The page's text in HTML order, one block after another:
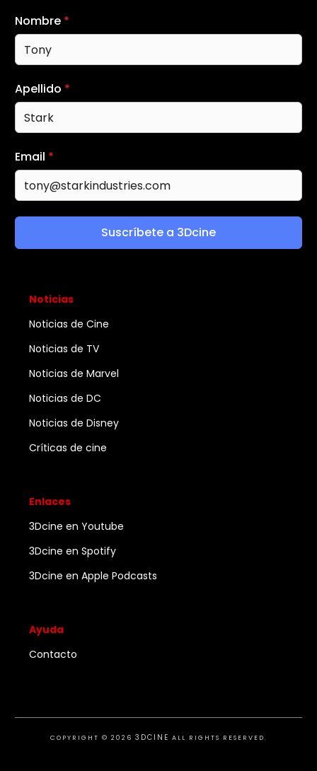
Nombre *
Apellido *
Email *
Suscríbete a 3Dcine
Noticias
Noticias de Cine
Noticias de TV
Noticias de Marvel
Noticias de DC
Noticias de Disney
Críticas de cine
Enlaces
3Dcine en Youtube
3Dcine en Spotify
3Dcine en Apple Podcasts
Ayuda
Contacto
COPYRIGHT © 2026 3DCINE ALL RIGHTS RESERVED.